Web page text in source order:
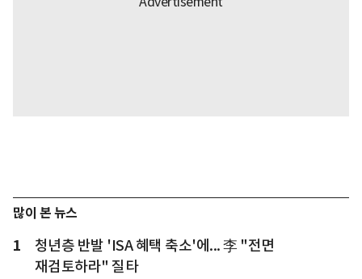
많이 본 뉴스
1
청년층 반발 'ISA 혜택 축소'에... 李 "전면
재검토하라" 질타